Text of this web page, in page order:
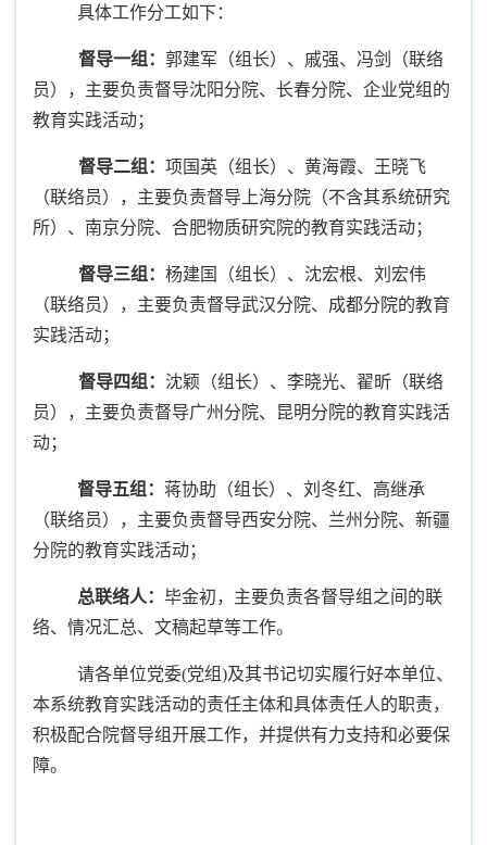
具体工作分工如下：
督导一组：郭建军（组长）、 戚强、冯剑（联络
员），主要负责督导沈阳分院、长春分院、企业党组的
教育实践活动；
督导二组：项国英（组长）、黄海霞、王晓飞
（联络员）
，主要负责督导上海分院（不含其系统研究
所）、南京分院、合肥物质研究院的教育实践活动；
督导三组：杨建国（组长）、沈宏根、刘宏伟
（联络员），主要负责督导武汉分院、成都分院的教育
实践活动；
督导四组： 沈颖（组长）、李晓光、 翟昕（联络
员），主要负责督导广州分院、昆明分院的教育实践活
动；
督导五组：蒋协助（组长）、刘冬红、高继承
（联络员），主要负责督导西安分院、兰州分院、新疆
分院的教育实践活动；
总联络人：毕金初，主要负责各督导组之间的联
络、情况汇总、文稿起草等工作。
请各单位党委(党组)及其书记切实履行好本单位、
本系统教育实践活动的责任主体和具体责任人的职责，
积极配合院督导组开展工作，并提供有力支持和必要保
障。